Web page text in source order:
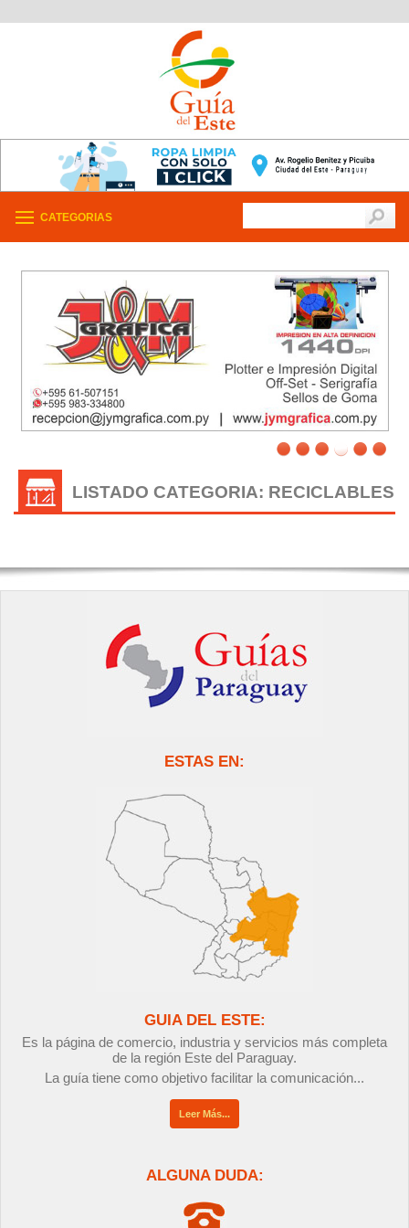
CATEGORIAS
LISTADO CATEGORIA: RECICLABLES
ESTAS EN:
GUIA DEL ESTE:
Es la página de comercio, industria y servicios más completa
de la región Este del Paraguay.
La guía tiene como objetivo facilitar la comunicación...
Leer Más...
ALGUNA DUDA: